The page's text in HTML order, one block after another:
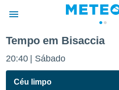
da
foi
Tempo em Bisaccia
20:40 Sábado
Céu limpo